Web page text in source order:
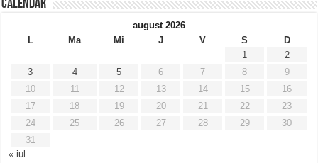
Calendar
august 2026
L
Ma Mi J V S
D
1
2
3
4 5 6 7 8
9
10
11 12 13 14 15
16
17
18 19 20 21 22
23
24
25 26 27 28 29
30
31
« iul.